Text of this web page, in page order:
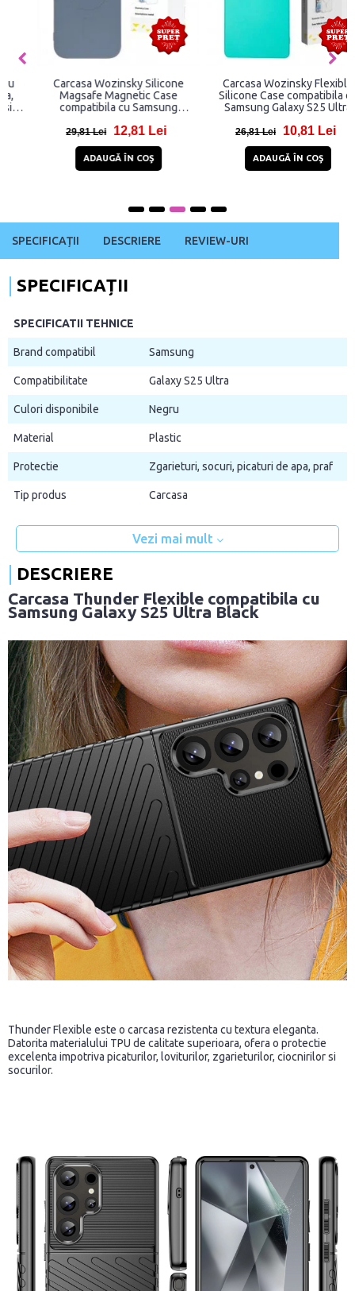
Carcasa Wozinsky Silicone
Magsafe Magnetic Case
compatibila cu Samsung
29,81 Lei 12,81 Lei
ADAUGĂ ÎN COŞ
Carcasa Wozinsky Flexible
Silicone Case compatibila cu
Samsung Galaxy S25 Ultra
26,81 Lei 10,81 Lei
ADAUGĂ ÎN COŞ
SPECIFICAȚII DESCRIERE REVIEW-URI
SPECIFICAȚII
SPECIFICATII TEHNICE
Brand compatibil Samsung
Compatibilitate Galaxy S25 Ultra
Culori disponibile Negru
Material Plastic
Protectie Zgarieturi, socuri, picaturi de apa, praf
Tip produs Carcasa
Vezi mai mult
DESCRIERE
Carcasa Thunder Flexible compatibila cu
Samsung Galaxy S25 Ultra Black
Thunder Flexible este o carcasa rezistenta cu textura eleganta.
Datorita materialului TPU de calitate superioara, ofera o protectie
excelenta impotriva picaturilor, loviturilor, zgarieturilor, ciocnirilor si
socurilor.